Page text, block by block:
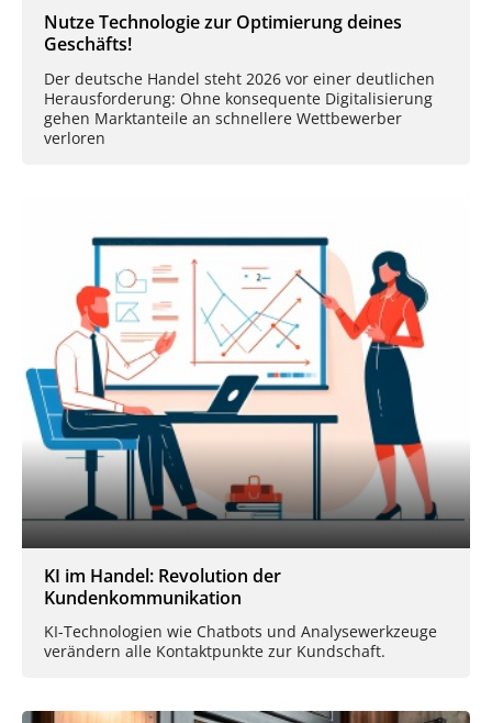
Nutze Technologie zur Optimierung deines
Geschäfts!
Der deutsche Handel steht 2026 vor einer deutlichen
Herausforderung: Ohne konsequente Digitalisierung
gehen Marktanteile an schnellere Wettbewerber
verloren
KI im Handel: Revolution der
Kundenkommunikation
KI-Technologien wie Chatbots und Analysewerkzeuge
verändern alle Kontaktpunkte zur Kundschaft.